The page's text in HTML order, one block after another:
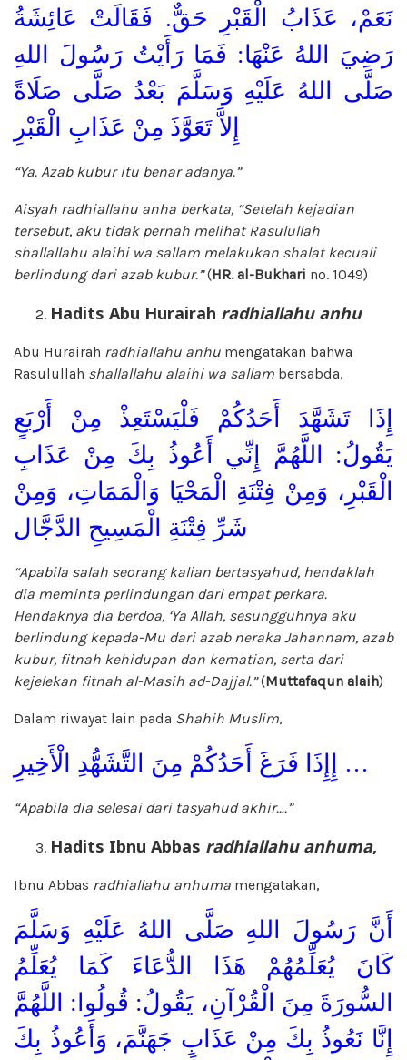
نَعَمْ، عَذَابُ الْقَبْرِ حَقٌّ. فَقَالَتْ عَائِشَةُ
رَضِيَ اللهُ عَنْهَا: فَمَا رَأَيْتُ رَسُولَ اللهِ
صَلَّى اللهُ عَلَيْهِ وَسَلَّمَ بَعْدُ صَلَّى صَلَاةً
إِلاَّ تَعَوَّذَ مِنْ عَذَابِ الْقَبْرِ
“Ya. Azab kubur itu benar adanya.”
Aisyah radhiallahu anha berkata, “Setelah kejadian
tersebut, aku tidak pernah melihat Rasulullah
shallallahu alaihi wa sallam melakukan shalat kecuali
berlindung dari azab kubur.”(HR. al-Bukhari no. 1049)
Hadits Abu Hurairah radhiallahu anhu
Abu Hurairah radhiallahu anhu mengatakan bahwa
Rasulullah shallallahu alaihi wa sallam bersabda,
إِذَا تَشَهَّدَ أَحَدُكُمْ فَلْيَسْتَعِذْ مِنْ أَرْبَعٍ
يَقُولُ: اللَّهُمَّ إِنِّي أَعُوذُ بِكَ مِنْ عَذَابِ
الْقَبْرِ، وَمِنْ فِتْنَةِ الْمَحْيَا وَالْمَمَاتِ، وَمِنْ
شَرِّ فِتْنَةِ الْمَسِيحِ الدَّجَّال
“Apabila salah seorang kalian bertasyahud, hendaklah
dia meminta perlindungan dari empat perkara.
Hendaknya dia berdoa, ‘Ya Allah, sesungguhnya aku
berlindung kepada-Mu dari azab neraka Jahannam, azab
kubur, fitnah kehidupan dan kematian, serta dari
kejelekan fitnah al-Masih ad-Dajjal.”(Muttafaqun alaih)
Dalam riwayat lain pada Shahih Muslim,
إِإِذَا فَرَغَ أَحَدُكُمْ مِنَ التَّشَهُّدِ الْأَخِيرِ …
“Apabila dia selesai dari tasyahud akhir….”
Hadits Ibnu Abbas radhiallahu anhuma,
Ibnu Abbas radhiallahu anhuma mengatakan,
أَنَّ رَسُولَ اللهِ صَلَّى اللهُ عَلَيْهِ وَسَلَّمَ
كَانَ يُعَلِّمُهُمْ هَذَا الدُّعَاءَ كَمَا يُعَلِّمُ
السُّورَةَ مِنَ الْقُرْآنِ، يَقُولُ: قُولُوا: اللَّهُمَّ
إِنَّا نَعُوذُ بِكَ مِنْ عَذَابِ جَهَنَّمَ، وَأَعُوذُ بِكَ